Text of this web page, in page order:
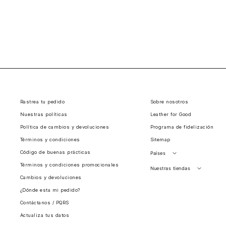
Rastrea tu pedido
Nuestras políticas
Política de cambios y devoluciones
Términos y condiciones
Código de buenas prácticas
Términos y condiciones promocionales
Cambios y devoluciones
¿Dónde esta mi pedido?
Contáctanos / PQRS
Actualiza tus datos
Sobre nosotros
Leather for Good
Programa de fidelización
Sitemap
Países
Perú
Nuestras tiendas